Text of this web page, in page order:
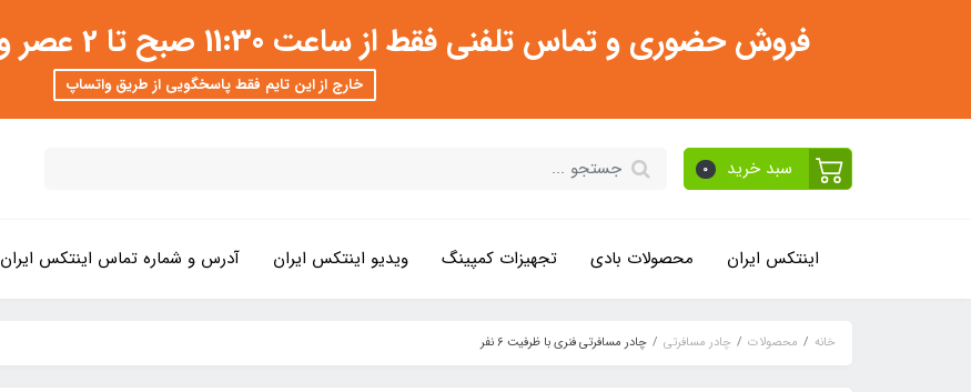
فروش حضوری و تماس تلفنی فقط از ساعت 11:30 صبح تا 2 عصر و 3 تا 8 شب امکان پذیر است
خارج از این تایم فقط پاسخگویی از طریق واتساپ
سبد خرید 0
اینتکس ایران محصولات بادی تجهیزات کمپینگ ویدیو اینتکس ایران آدرس و شماره تماس اینتکس ایران
خانه محصولات چادر مسافرتی چادر مسافرتی فنری با ظرفیت 6 نفر